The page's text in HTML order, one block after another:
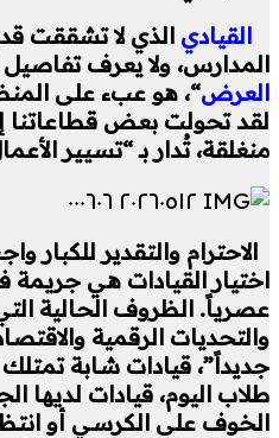
القيادي الذي لا تشققت
المدارس، ولا يعرف تفاصيل
العرض“، هو عبء على
لقد تحولت بعض قطاعاتنا
منغلقة، تُدار بـ “تسيير
الاحترام والتقدير للكبار
اختيار القيادات هي
عصرياً. الظروف الحالية
والتحديات الرقمية
جديداً”، قيادات شابة تمتلك
طلاب اليوم، قيادات لديها
الخوف على الكرسي أو